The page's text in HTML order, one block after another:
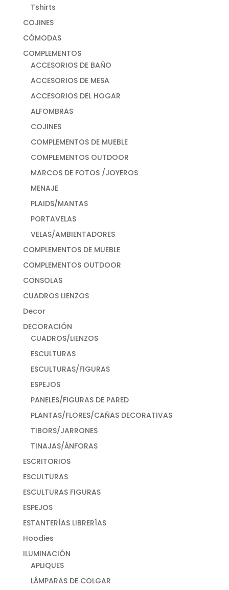
Tshirts
COJINES
CÓMODAS
COMPLEMENTOS
ACCESORIOS DE BAÑO
ACCESORIOS DE MESA
ACCESORIOS DEL HOGAR
ALFOMBRAS
COJINES
COMPLEMENTOS DE MUEBLE
COMPLEMENTOS OUTDOOR
MARCOS DE FOTOS /JOYEROS
MENAJE
PLAIDS/MANTAS
PORTAVELAS
VELAS/AMBIENTADORES
COMPLEMENTOS DE MUEBLE
COMPLEMENTOS OUTDOOR
CONSOLAS
CUADROS LIENZOS
Decor
DECORACIÓN
CUADROS/LIENZOS
ESCULTURAS
ESCULTURAS/FIGURAS
ESPEJOS
PANELES/FIGURAS DE PARED
PLANTAS/FLORES/CAÑAS DECORATIVAS
TIBORS/JARRONES
TINAJAS/ÁNFORAS
ESCRITORIOS
ESCULTURAS
ESCULTURAS FIGURAS
ESPEJOS
ESTANTERÍAS LIBRERÍAS
Hoodies
ILUMINACIÓN
APLIQUES
LÁMPARAS DE COLGAR